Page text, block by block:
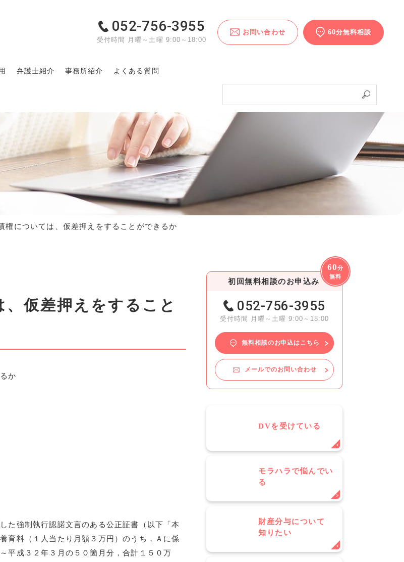
弁護士紹介 事務所紹介 よくある質問
052-756-3955
受付時間 月曜～土曜 9:00～18:00
60分無料相談
お問い合わせ
権については、仮差押えをすることができるか
仮差押えをすること
か
た強制執行認諾文言のある公正証書（以下「本
育料（１人当たり月額３万円）のうち，Ａに係
平成３２年３月の５０箇月分，合計１５０万
60分
無料
初回無料相談のお申込み
052-756-3955
受付時間 月曜～土曜 9:00～18:00
無料相談のお申込はこちら
メールでのお問い合わせ
DVを受けている
モラハラで悩んでい
る
財産分与について
知りたい